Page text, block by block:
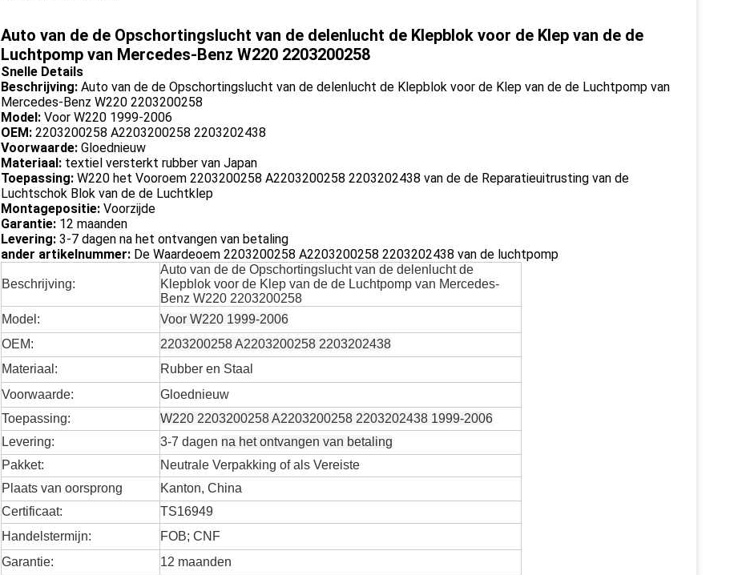
Auto van de de Opschortingslucht van de delenlucht de Klepblok voor de Klep van de de
Luchtpomp van Mercedes-Benz W220 2203200258
Snelle Details
Beschrijving: Auto van de de Opschortingslucht van de delenlucht de Klepblok voor de Klep van de de Luchtpomp van
Mercedes-Benz W220 2203200258
Model: Voor W220 1999-2006
OEM: 2203200258 A2203200258 2203202438
Voorwaarde: Gloednieuw
Materiaal: textiel versterkt rubber van Japan
Toepassing: W220 het Vooroem 2203200258 A2203200258 2203202438 van de de Reparatieuitrusting van de
Luchtschok Blok van de de Luchtklep
Montagepositie: Voorzijde
Garantie: 12 maanden
Levering: 3-7 dagen na het ontvangen van betaling
ander artikelnummer: De Waardeoem 2203200258 A2203200258 2203202438 van de luchtpomp
Beschrijving:
Auto van de de Opschortingslucht van de delenlucht de
Klepblok voor de Klep van de de Luchtpomp van Mercedes-
Benz W220 2203200258
Model:
Voor W220 1999-2006
OEM:
2203200258 A2203200258 2203202438
Materiaal:
Rubber en Staal
Voorwaarde:
Gloednieuw
Toepassing:
W220 2203200258 A2203200258 2203202438 1999-2006
Levering:
3-7 dagen na het ontvangen van betaling
Pakket:
Neutrale Verpakking of als Vereiste
Plaats van oorsprong
Kanton, China
Certificaat:
TS16949
Handelstermijn:
FOB; CNF
Garantie:
12 maanden